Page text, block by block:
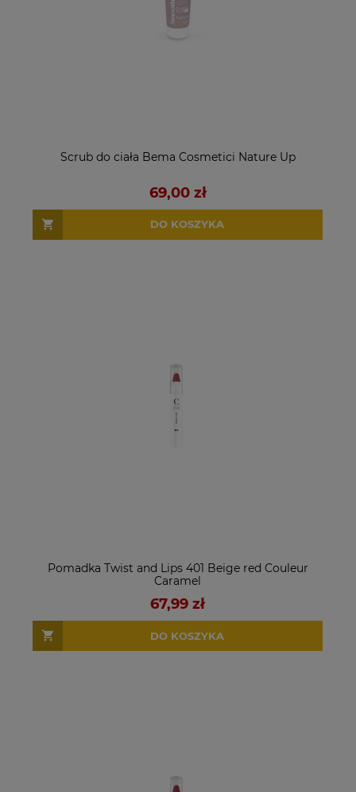
Scrub do ciała Bema Cosmetici Nature Up
69,00 zł
DO KOSZYKA
Pomadka Twist and Lips 401 Beige red Couleur
Caramel
67,99 zł
DO KOSZYKA